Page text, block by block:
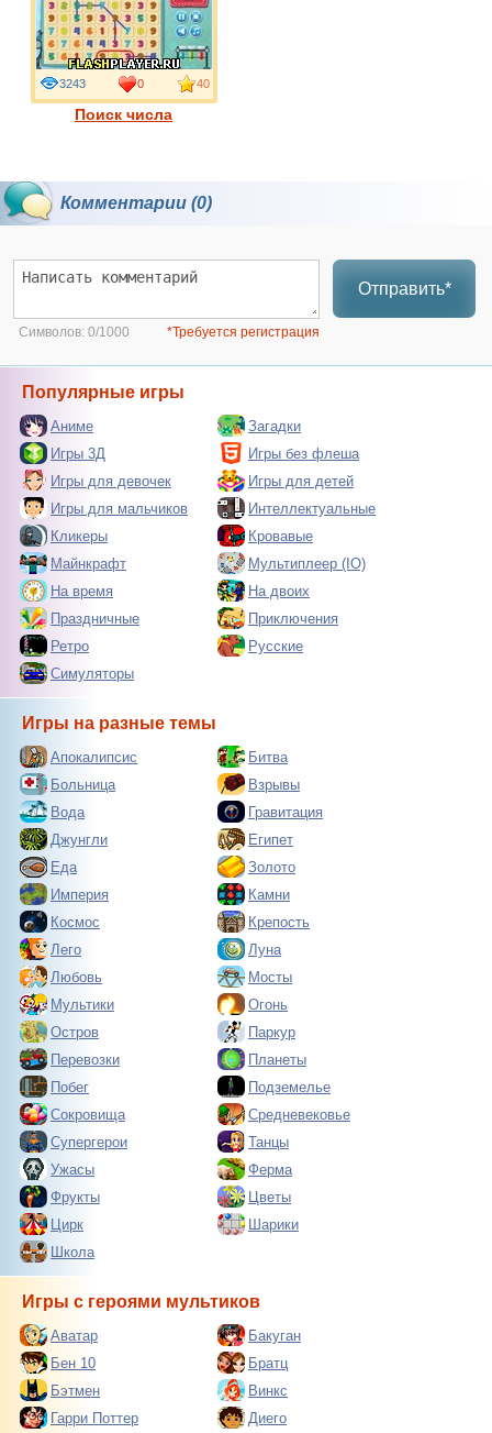
Поиск числа
3243 0 40
Комментарии (0)
Отправить*
Символов: 0/1000 *Требуется регистрация
Популярные игры
Аниме
Загадки
Игры 3Д
Игры без флеша
Игры для девочек
Игры для детей
Игры для мальчиков
Интеллектуальные
Кликеры
Кровавые
Майнкрафт
Мультиплеер (IO)
На время
На двоих
Праздничные
Приключения
Ретро
Русские
Симуляторы
Игры на разные темы
Апокалипсис
Битва
Больница
Взрывы
Вода
Гравитация
Джунгли
Египет
Еда
Золото
Империя
Камни
Космос
Крепость
Лего
Луна
Любовь
Мосты
Мультики
Огонь
Остров
Паркур
Перевозки
Планеты
Побег
Подземелье
Сокровища
Средневековье
Супергерои
Танцы
Ужасы
Ферма
Фрукты
Цветы
Цирк
Шарики
Школа
Игры с героями мультиков
Аватар
Бакуган
Бен 10
Братц
Бэтмен
Винкс
Гарри Поттер
Диего